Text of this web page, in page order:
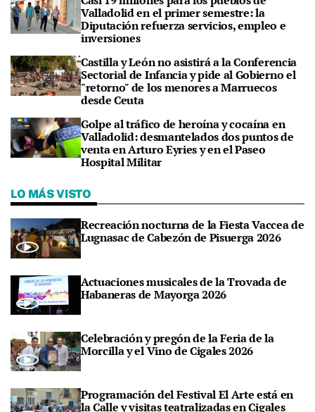
Valladolid en el primer semestre: la
Diputación refuerza servicios, empleo e
inversiones
Castilla y León no asistirá a la Conferencia
Sectorial de Infancia y pide al Gobierno el
"retorno" de los menores a Marruecos
desde Ceuta
Golpe al tráfico de heroína y cocaína en
Valladolid: desmantelados dos puntos de
venta en Arturo Eyries y en el Paseo
Hospital Militar
LO MÁS VISTO
Recreación nocturna de la Fiesta Vaccea de
Lugnasac de Cabezón de Pisuerga 2026
Actuaciones musicales de la Trovada de
Habaneras de Mayorga 2026
Celebración y pregón de la Feria de la
Morcilla y el Vino de Cigales 2026
Programación del Festival El Arte está en
la Calle y visitas teatralizadas en Cigales